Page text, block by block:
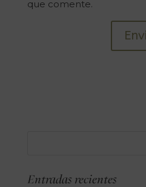
que comente.
Entradas recientes